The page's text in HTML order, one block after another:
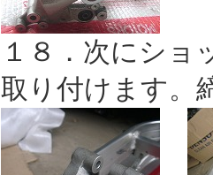
１８．次にショ
取り付けます。